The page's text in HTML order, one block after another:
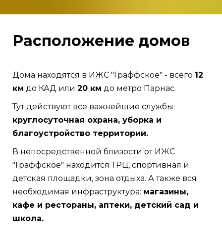
Расположение домов
Дома находятся в ИЖС "Граффское" - всего 12
км до КАД или 20 км до метро Парнас.
Тут действуют все важнейшие службы:
круглосуточная охрана, уборка и
благоустройство территории.
В непосредственной близости от ИЖС
"Граффское" находится ТРЦ, спортивная и
детская площадки, зона отдыха. А также вся
необходимая инфраструктура: магазины,
кафе и рестораны, аптеки, детский сад и
школа.